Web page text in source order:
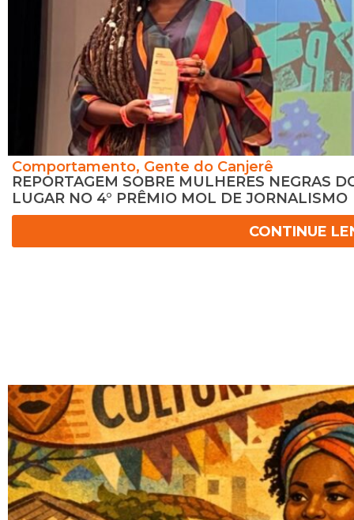
Comportamento, Gente do Canjerê
REPORTAGEM SOBRE MULHERES NEGRAS
LUGAR NO 4° PRÊMIO MOL DE JORNALISMO
CONTINUE